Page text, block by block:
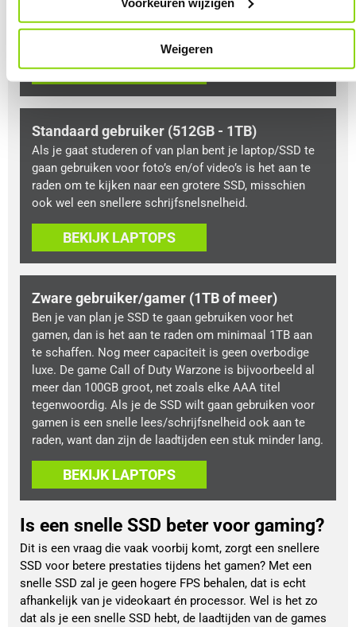
Weigeren
maar het is aan te raden om via een online cloud te
BEKIJK LAPTOPS
Standaard gebruiker (512GB - 1TB)
Als je gaat studeren of van plan bent je laptop/SSD te
gaan gebruiken voor foto’s en/of video’s is het aan te
raden om te kijken naar een grotere SSD, misschien
ook wel een snellere schrijfsnelsnelheid.
BEKIJK LAPTOPS
Zware gebruiker/gamer (1TB of meer)
Ben je van plan je SSD te gaan gebruiken voor het
gamen, dan is het aan te raden om minimaal 1TB aan
te schaffen. Nog meer capaciteit is geen overbodige
luxe. De game Call of Duty Warzone is bijvoorbeeld al
meer dan 100GB groot, net zoals elke AAA titel
tegenwoordig. Als je de SSD wilt gaan gebruiken voor
gamen is een snelle lees/schrijfsnelheid ook aan te
raden, want dan zijn de laadtijden een stuk minder lang.
BEKIJK LAPTOPS
Is een snelle SSD beter voor gaming?
Dit is een vraag die vaak voorbij komt, zorgt een snellere
SSD voor betere prestaties tijdens het gamen? Met een
snelle SSD zal je geen hogere FPS behalen, dat is echt
afhankelijk van je videokaart én processor. Wel is het zo
dat als je een snelle SSD hebt, de laadtijden van de games